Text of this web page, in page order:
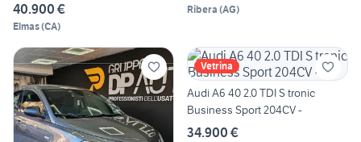
40.900 €
Elmas(CA)
Ribera (AG)
Vetrina
Audi A6 40 2.0 TDI S tronic
Business Sport 204CV -
34.900 €